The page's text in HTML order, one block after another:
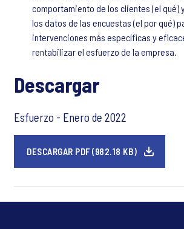
comportamiento de los clientes (el qué)
los datos de las encuestas (el por qué)
intervenciones más específicas y
rentabilizar el esfuerzo de la empresa.
Descargar
Esfuerzo - Enero de 2022
DESCARGAR PDF (982.18 KB)